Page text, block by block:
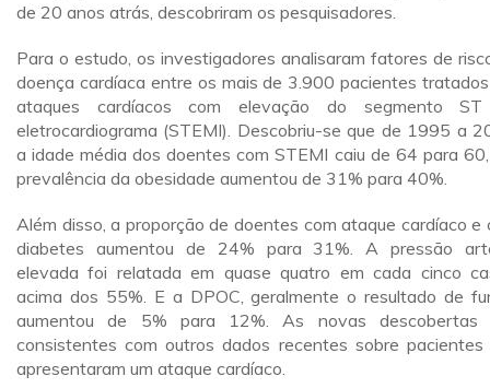
de 20 anos atrás, descobriram os pesquisadores.
Para o estudo, os investigadores analisaram fatores de
doença cardíaca entre os mais de 3.900 pacientes
ataques cardíacos com elevação do segmento
eletrocardiograma (STEMI). Descobriu-se que de 1995 a
a idade média dos doentes com STEMI caiu de 64 para
prevalência da obesidade aumentou de 31% para 40%.
Além disso, a proporção de doentes com ataque cardíaco e
diabetes aumentou de 24% para 31%. A pressão
elevada foi relatada em quase quatro em cada cinco
acima dos 55%. E a DPOC, geralmente o resultado de
aumentou de 5% para 12%. As novas descobertas
consistentes com outros dados recentes sobre pacientes
apresentaram um ataque cardíaco.